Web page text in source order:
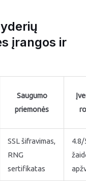
įrangos ir
Saugumo
priemonės
SSL šifravimas,
RNG
sertifikatas
4.8/